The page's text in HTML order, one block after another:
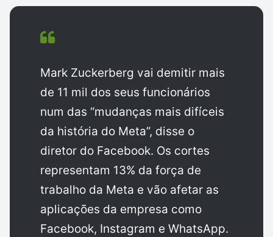
Mark Zuckerberg vai demitir mais
de 11 mil dos seus funcionários
num das “mudanças mais difíceis
da história do Meta”, disse o
diretor do Facebook. Os cortes
representam 13% da força de
trabalho da Meta e vão afetar as
aplicações da empresa como
Facebook, Instagram e WhatsApp.